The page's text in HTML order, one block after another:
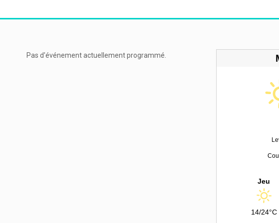
Pas d'événement actuellement programmé.
Jeu
14/24°C